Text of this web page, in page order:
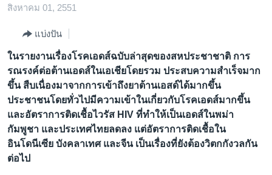
ข้าม
หลัก
ข้าม
ไป
การ
ค้นหา
สหรัฐฯ
ไทย
ธุรกิจ
วิทยาศาสตร์
สังคมและสุขภาพ
ไลฟ์สไตล์
ตรวจสอบข่าว
เรียนรู้ภาษาอังกฤษ
สิงหาคม 01, 2551
แบ่งปัน
ในรายงานเรื่องโรคเอดส์ฉบับล่าสุดของสหประชาชาติ การ
รณรงค์ต่อต้านเอดส์ในเอเชียโดยรวม ประสบความสำเร็จมาก
ขึ้น สืบเนื่องมาจากการเข้าถึงยาต้านเอสด์ได้มากขึ้น
ประชาชนโดยทั่วไปมีความเข้าในเกี่ยวกับโรคเอดส์มากขึ้น
และอัตราการติดเชื้อไวรัส HIV ที่ทำให้เป็นเอดส์ในพม่า
กัมพูชา และประเทศไทยลดลง แต่อัตราการติดเชื้อใน
อินโดนีเซีย บังคลาเทศ และจีน เป็นเรื่องที่ยังต้องวิตกกังวลกัน
ต่อไป